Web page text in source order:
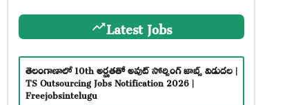
Latest Jobs
తెలంగాణాలో 10th అర్హతతో అవుట్ సోర్సింగ్ జాబ్స్ విడుదల |
TS Outsourcing Jobs Notification 2026 |
Freejobsintelugu